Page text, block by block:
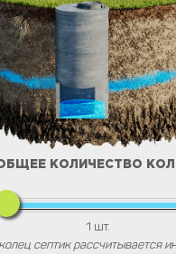
КОЛИЧЕСТВО
1 шт.
септик рассчитывается